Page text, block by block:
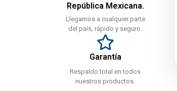
República Mexicana.
Llegamos a cualquier parte
del país, rápido y seguro.
Garantía
Respaldo total en todos
nuestros productos.